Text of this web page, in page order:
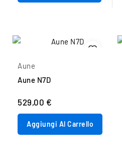
Aune
Aune N7D
529,00 €
Aggiungi Al Carrello